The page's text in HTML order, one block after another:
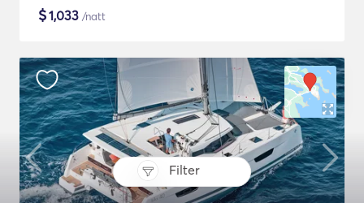
Filter
$1,033 /natt